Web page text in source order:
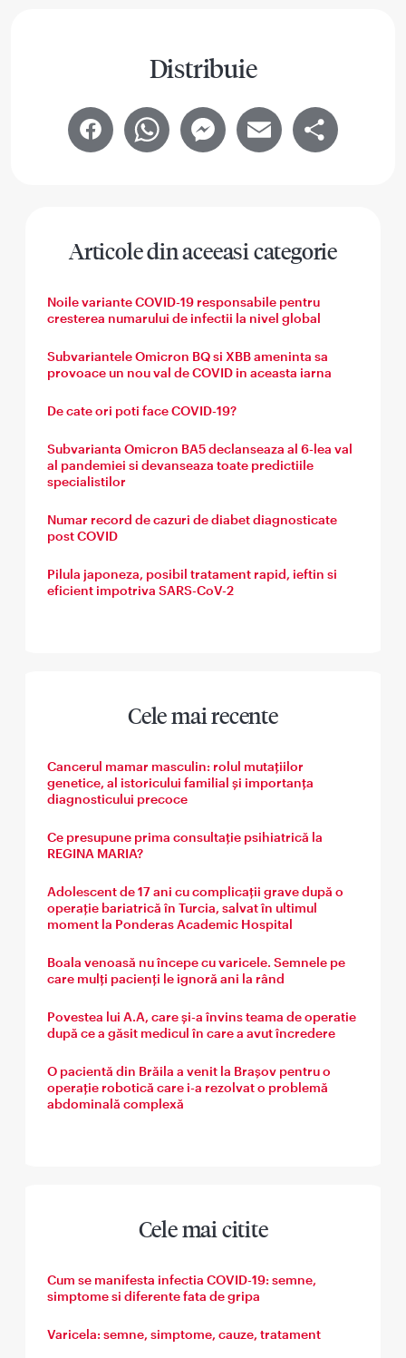
Distribuie
Articole din aceeasi categorie
Noile variante COVID-19 responsabile pentru
cresterea numarului de infectii la nivel global
Subvariantele Omicron BQ si XBB ameninta sa
provoace un nou val de COVID in aceasta iarna
De cate ori poti face COVID-19?
Subvarianta Omicron BA5 declanseaza al 6-lea val
al pandemiei si devanseaza toate predictiile
specialistilor
Numar record de cazuri de diabet diagnosticate
post COVID
Pilula japoneza, posibil tratament rapid, ieftin si
eficient impotriva SARS-CoV-2
Cele mai recente
Cancerul mamar masculin: rolul mutațiilor
genetice, al istoricului familial și importanța
diagnosticului precoce
Ce presupune prima consultație psihiatrică la
REGINA MARIA?
Adolescent de 17 ani cu complicații grave după o
operație bariatrică în Turcia, salvat în ultimul
moment la Ponderas Academic Hospital
Boala venoasă nu începe cu varicele. Semnele pe
care mulți pacienți le ignoră ani la rând
Povestea lui A.A, care și-a învins teama de operatie
după ce a găsit medicul în care a avut încredere
O pacientă din Brăila a venit la Brașov pentru o
operație robotică care i-a rezolvat o problemă
abdominală complexă
Cele mai citite
Cum se manifesta infectia COVID-19: semne,
simptome si diferente fata de gripa
Varicela: semne, simptome, cauze, tratament